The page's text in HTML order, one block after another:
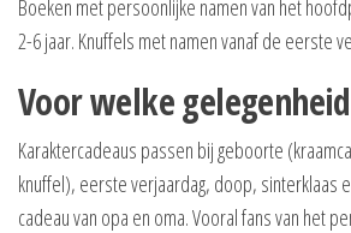
Boeken met persoonlijke namen van het
2-6 jaar. Knuffels met namen vanaf de eerste
Voor welke
Karaktercadeaus passen bij geboorte
knuffel), eerste verjaardag, doop, sinterklaas
cadeau van opa en oma. Vooral fans van het